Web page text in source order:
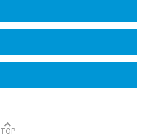
TOP